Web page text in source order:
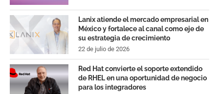
Lanix atiende el mercado empresarial en
México y fortalece al canal como eje de
su estrategia de crecimiento
22 de julio de 2026
Red Hat convierte el soporte extendido
de RHEL en una oportunidad de negocio
para los integradores